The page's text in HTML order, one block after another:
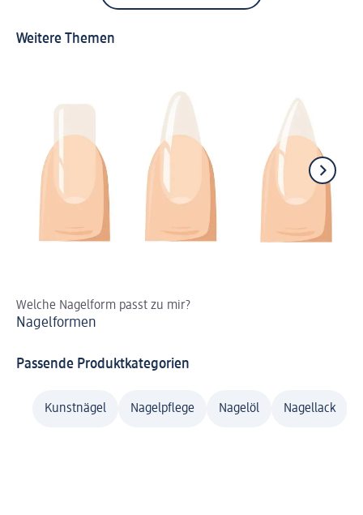
Weitere Themen
Welche Nagelform passt zu mir?
Nagelformen
Passende Produktkategorien
Kunstnägel Nagelpflege Nagelöl Nagellack